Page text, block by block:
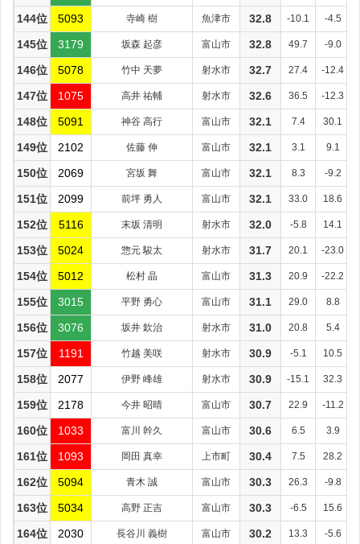
144位 5093 寺崎 樹 魚津市 32.8 -10.1 -4.5
145位 3179 坂森 起彦 富山市 32.8 49.7 -9.0
146位 5078 竹中 天夢 射水市 32.7 27.4 -12.4
147位 1075 高井 祐輔 射水市 32.6 36.5 -12.3
148位 5091 神谷 高行 富山市 32.1 7.4 30.1
149位 2102 佐藤 伸 富山市 32.1 3.1 9.1
150位 2069 宮坂 舞 富山市 32.1 8.3 -9.2
151位 2099 前坪 勇人 富山市 32.1 33.0 18.6
152位 5116 末坂 清明 射水市 32.0 -5.8 14.1
153位 5024 惣元 駿太 射水市 31.7 20.1 -23.0
154位 5012 松村 晶 富山市 31.3 20.9 -22.2
155位 3015 平野 勇心 富山市 31.1 29.0 8.8
156位 3076 坂井 欽治 射水市 31.0 20.8 5.4
157位 1191 竹越 美咲 射水市 30.9 -5.1 10.5
158位 2077 伊野 峰雄 射水市 30.9 -15.1 32.3
159位 2178 今井 昭晴 富山市 30.7 22.9 -11.2
160位 1033 富川 幹久 富山市 30.6 6.5 3.9
161位 1093 岡田 真幸 上市町 30.4 7.5 28.2
162位 5094 青木 誠 富山市 30.3 26.3 -9.8
163位 5034 高野 正吉 富山市 30.3 -6.5 15.6
164位 2030 長谷川 義樹 富山市 30.2 13.3 -5.6